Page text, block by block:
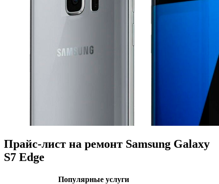
Прайс-лист на ремонт Samsung Galaxy
S7 Edge
Популярные услуги